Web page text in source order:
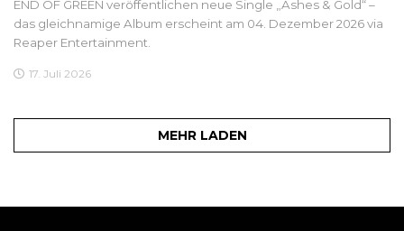
END OF GREEN veröffentlichen neue Single „Ashes & Gold“ –
das gleichnamige Album erscheint am 04. Dezember 2026 via
Reaper Entertainment.
17. Juli 2026
MEHR LADEN